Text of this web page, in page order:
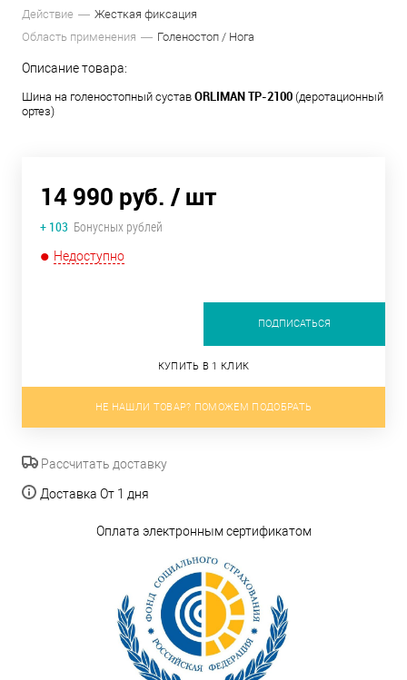
Действие
Жесткая фиксация
Область применения
Голеностоп / Нога
Описание товара:
Шина на голеностопный сустав ORLIMAN TP-2100 (деротационный
ортез)
14 990 руб. / шт
+ 103 Бонусных рублей
Недоступно
ПОДПИСАТЬСЯ
КУПИТЬ В 1 КЛИК
НЕ НАШЛИ ТОВАР? ПОМОЖЕМ ПОДОБРАТЬ
Рассчитать доставку
Доставка От 1 дня
Оплата электронным сертификатом